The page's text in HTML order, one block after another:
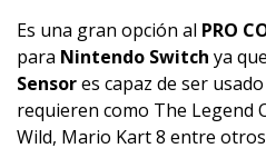
Es una gran opción al PRO
para Nintendo Switch ya
Sensores capaz de ser
requieren como The Legend
Wild, Mario Kart 8 entre